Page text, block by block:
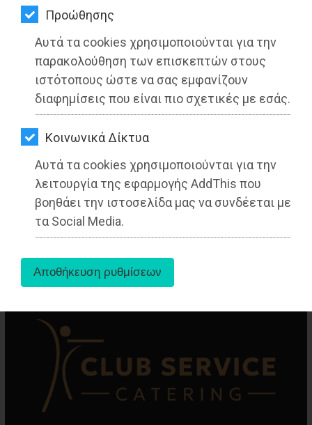
Προώθησης
Αυτά τα cookies χρησιμοποιούνται για την
παρακολούθηση των επισκεπτών στους
ιστότοπους ώστε να σας εμφανίζουν
διαφημίσεις που είναι πιο σχετικές με εσάς.
Kοινωνικά Δίκτυα
Αυτά τα cookies χρησιμοποιούνται για την
λειτουργία της εφαρμογής AddThis που
βοηθάει την ιστοσελίδα μας να συνδέεται με
τα Social Media.
ΑΓΓΕΛΙΕΣ
ΕΦΗΜΕΡΙΔΕΣ
OΔΗΓΟΣ
ΑΓΟΡΑΣ
ΨΙΘΥΡΟΙ
ΑΠΟΣΤΟΛΗ
ΑΡΘΡΩΝ
19-10-2021
Από τo Dimotisnews
aboutus
Αττική,ΑΘΛΗΤΙΣΜΟΣ,